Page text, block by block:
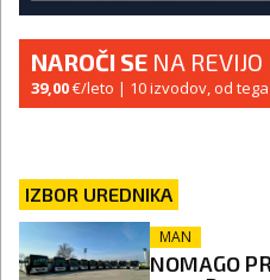
NAROČI SE NA REVIJO
39,00€/leto | 10 izvodov, od
IZBOR UREDNIKA
MAN
NOMAGO